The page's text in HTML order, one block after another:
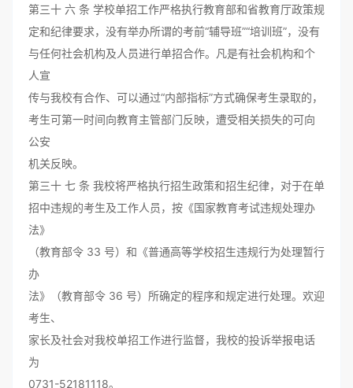
第三十 六 条 学校单招工作严格执行教育部和省教育厅政策规
定和纪律要求，没有举办所谓的考前“辅导班”“培训班”，没有
与任何社会机构及人员进行单招合作。凡是有社会机构和个
人宣
传与我校有合作、可以通过“内部指标”方式确保考生录取的，
考生可第一时间向教育主管部门反映，遭受相关损失的可向
公安
机关反映。
第三十 七 条 我校将严格执行招生政策和招生纪律，对于在单
招中违规的考生及工作人员，按《国家教育考试违规处理办
法》
（教育部令 33 号）和《普通高等学校招生违规行为处理暂行
办
法》（教育部令 36 号）所确定的程序和规定进行处理。欢迎
考生、
家长及社会对我校单招工作进行监督，我校的投诉举报电话
为
0731-52181118。